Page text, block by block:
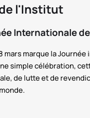
l'Institut
Internationale
mars marque la
simple célébration,
de lutte et de